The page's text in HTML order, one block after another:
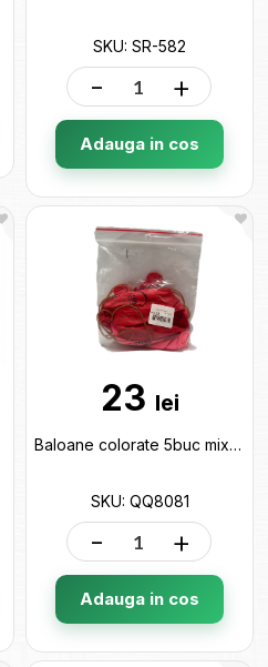
SKU: SR-582
- +
Adauga in cos
23 lei
Baloane colorate 5buc mix cu siret QQ8081
SKU: QQ8081
- +
Adauga in cos